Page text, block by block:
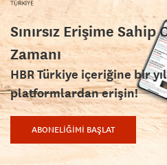
Sınırsız Erişime Sahip
Zamanı
HBR Türkiye içeriğine bir
platformlardan erişin!
ABONELİĞİMİ BAŞLAT